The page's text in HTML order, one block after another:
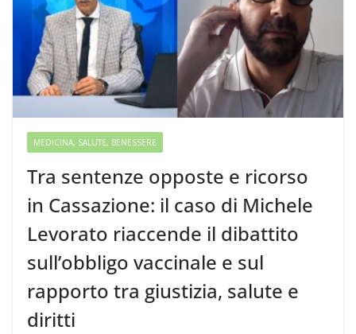
MEDICINA, SALUTE, BENESSERE
Tra sentenze opposte e ricorso
in Cassazione: il caso di Michele
Levorato riaccende il dibattito
sull’obbligo vaccinale e sul
rapporto tra giustizia, salute e
diritti